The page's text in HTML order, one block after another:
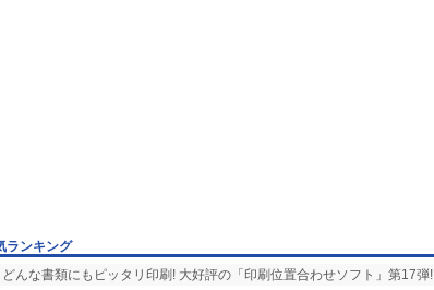
ランキング
どんな書類にもピッタリ印刷! 大好評の「印刷位置合わせソフト」第17弾!